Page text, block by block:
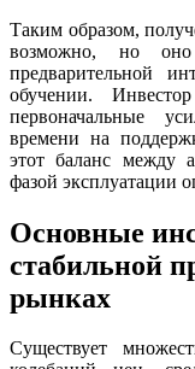
Таким образом,
возможно, но оно
предварительной
обучении.
первоначальные
времени на
этот баланс между
фазой эксплуатации
Основные
стабильной
рынках
Существует